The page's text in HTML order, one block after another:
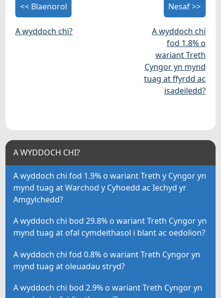
<< Blaenorol
A wyddoch chi?
Nesaf >>
A wyddoch chi
fod 1.8% o
wariant Treth
Cyngor yn mynd
tuag at ffyrdd ac
isadeiledd?
A WYDDOCH CHI?
A wyddoch chi fod 1.9% o wariant Treth y Cyngor yn
mynd tuag at Warchod y Cyhoedd ac Iechyd yr
Amgylchedd?
A wyddoch chi bod 29.8% o wariant Treth Cyngor yn
mynd tuag at ofal cymdeithasol i blant ac oedolion?
A wyddoch chi fod 0.8% o wariant Treth Cyngor yn
mynd tuag at oleuadau stryd?
A wyddoch chi bod 2.9% o wariant Treth Cyngor yn